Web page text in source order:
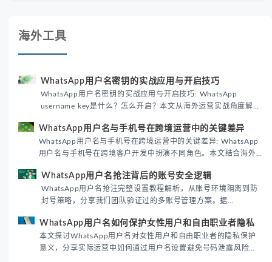
海外工具
WhatsApp用户名密钥的实战应用与开启技巧
WhatsApp用户名密钥的实战应用与开启技巧: WhatsApp
username key是什么？怎么开启？本文从海外运营实战角度解析
跨境团队高效触达目标客户。
WhatsApp用户名与手机号在跨境运营中的关键差异
WhatsApp用户名与手机号在跨境运营中的关键差异: WhatsApp
用户名与手机号在跨境客户开发中扮演不同角色。本文结合海外
中的实际差异，帮助团队优化WhatsApp营销策略。
WhatsApp用户名抢注背后的账号安全逻辑
WhatsApp用户名抢注完整设置教程解析，从账号环境隔离到防
封号策略，分享我们团队验证过的多账号管理方案。据
定性直接影响转化率。
WhatsApp用户名如何保护女性用户和自由职业者隐私
本文探讨WhatsApp用户名对女性用户和自由职业者的隐私保护
意义，分享实际运营中如何通过用户名设置避免号码泄露风险，